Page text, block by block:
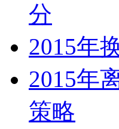
分
2015年
2015年
策略